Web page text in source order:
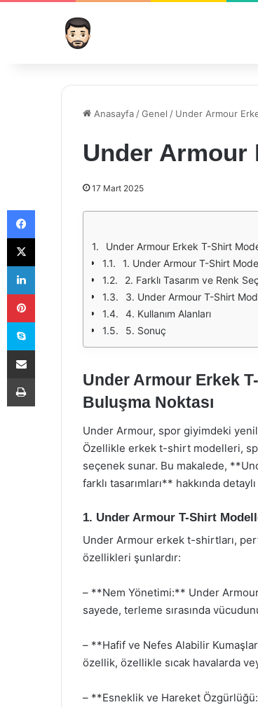
Anasayfa /Genel / Under Armour
Under Armour
17 Mart 2025
Under Armour Erkek T-Shirt
1. Under Armour T-Shirt
2. Farklı Tasarım ve Renk
3. Under Armour T-Shirt
4. Kullanım Alanları
5. Sonuç
Under Armour Erkek
Buluşma Noktası
Under Armour, spor giyimdeki
Özellikle erkek t-shirt modelleri,
seçenek sunar. Bu makalede,
farklı tasarımları** hakkında
1. Under Armour T-Shirt
Under Armour erkek t-shirtları,
özellikleri şunlardır:
– **Nem Yönetimi:** Under
sayede, terleme sırasında
– **Hafif ve Nefes Alabilir
özellik, özellikle sıcak havalarda
– **Esneklik ve Hareket
Facebook
X
LinkedIn
Pinterest
Skype
E-Posta ile paylaş